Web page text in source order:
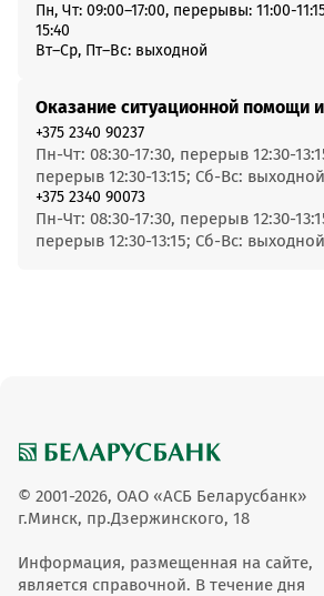
Пн, Чт: 09:00–17:00, перерывы: 11:00-
15:40
Вт–Ср, Пт–Вс: выходной
Оказание ситуационной помощи
+375 2340 90237
Пн-Чт: 08:30-17:30, перерыв 12:30-
перерыв 12:30-13:15; Сб-Вс: выходной
+375 2340 90073
Пн-Чт: 08:30-17:30, перерыв 12:30-
перерыв 12:30-13:15; Сб-Вс: выходной
© 2001-2026, ОАО «АСБ Беларусбанк»
г.Минск, пр.Дзержинского, 18
Информация, размещенная на сайте,
является справочной. В течение дня